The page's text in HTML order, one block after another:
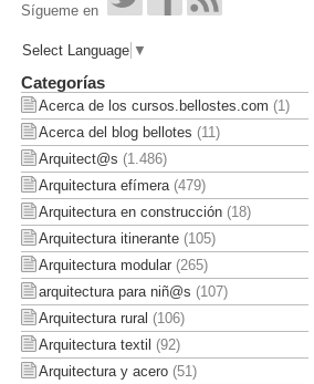
Sígueme en
Select Language ▼
Categorías
Acerca de los cursos.bellostes.com (1)
Acerca del blog bellotes (11)
Arquitect@s (1.486)
Arquitectura efímera(479)
Arquitectura en construcción(18)
Arquitectura itinerante(105)
Arquitectura modular(265)
arquitectura para niñ@s (107)
Arquitectura rural (106)
Arquitectura textil (92)
Arquitectura y acero(51)